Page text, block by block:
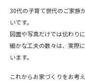
30代の子育て世代のご家族
いです。
図面や写真だけでは伝わり
細かな工夫の数々は、実際
います。
これからお家づくりをお考